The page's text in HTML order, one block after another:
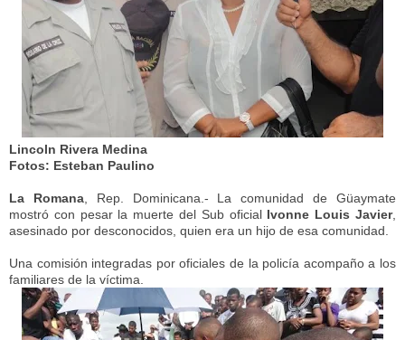
Lincoln Rivera Medina
Fotos: Esteban Paulino
La Romana, Rep. Dominicana.- La comunidad de Güaymate
mostró con pesar la muerte del Sub oficial Ivonne Louis Javier,
asesinado por desconocidos, quien era un hijo de esa comunidad.
Una comisión integradas por oficiales de la policía acompaño a los
familiares de la víctima.